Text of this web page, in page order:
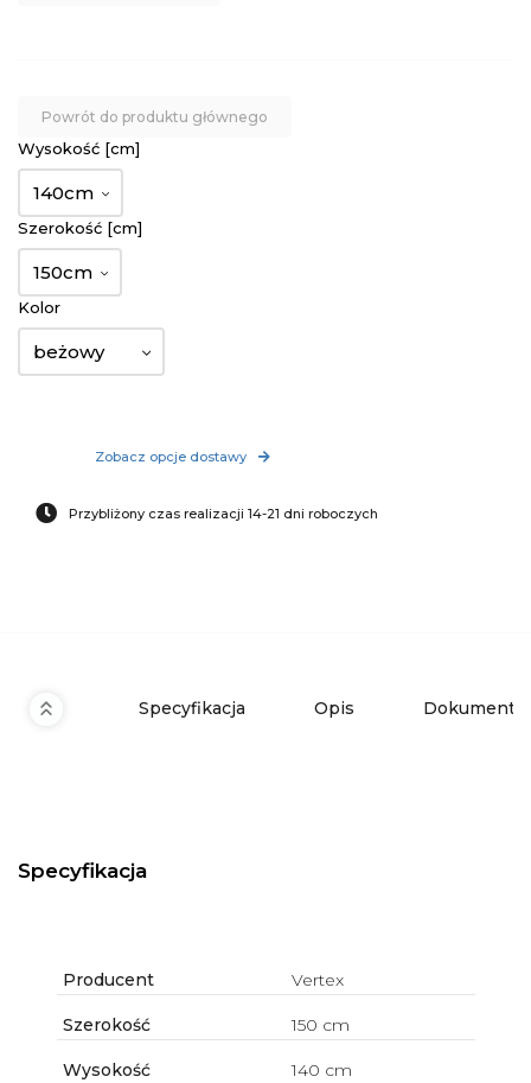
Powrót do produktu głównego
Wysokość [cm]
140cm
Szerokość [cm]
150cm
Kolor
beżowy
Zobacz opcje dostawy
Przybliżony czas realizacji 14-21 dni roboczych
Specyfikacja Opis Dokumenty
Specyfikacja
Producent Vertex
Szerokość 150 cm
Wysokość 140 cm